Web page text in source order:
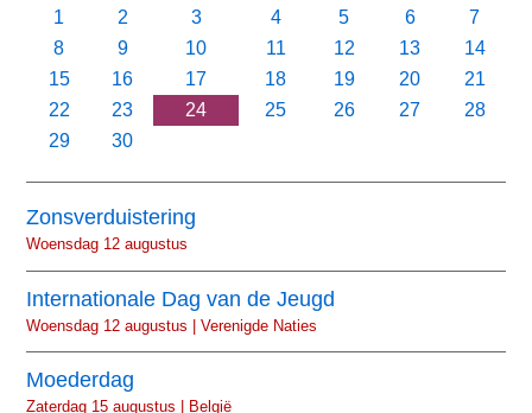
1
2 3 4 5 6
7
8
9 10 11 12 13
14
15
16 17 18 19 20
21
22
23 24 25 26 27
28
29
30
Zonsverduistering
Woensdag 12 augustus
Internationale Dag van de Jeugd
Woensdag 12 augustus | Verenigde Naties
Moederdag
Zaterdag 15 augustus | België